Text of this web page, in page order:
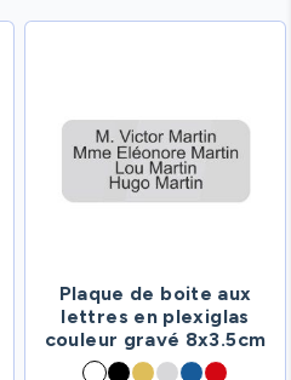
Plaque de boite aux
lettres en plexiglas
couleur gravé 8x3.5cm